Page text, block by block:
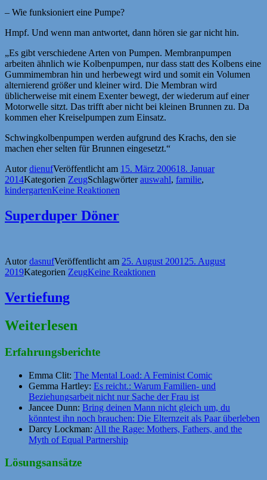
– Wie funksioniert eine Pumpe?
Hmpf. Und wenn man antwortet, dann hören sie gar nicht hin.
„Es gibt verschiedene Arten von Pumpen. Membranpumpen
arbeiten ähnlich wie Kolbenpumpen, nur dass statt des Kolbens eine
Gummimembran hin und herbewegt wird und somit ein Volumen
alternierend größer und kleiner wird. Die Membran wird
üblicherweise mit einem Exenter bewegt, der wiederum auf einer
Motorwelle sitzt. Das trifft aber nicht bei kleinen Brunnen zu. Da
kommen eher Kreiselpumpen zum Einsatz.
Schwingkolbenpumpen werden aufgrund des Krachs, den sie
machen eher selten für Brunnen eingesetzt.“
AutordienufVeröffentlicht am 15. März 200618. Januar
2014Kategorien ZeugSchlagwörterauswahl, familie,
kindergartenKeine Reaktionen
Superduper Döner
AutordasnufVeröffentlicht am 25. August 2001 25. August
2019Kategorien ZeugKeine Reaktionen
Vertiefung
Weiterlesen
Erfahrungsberichte
Emma Clit: The Mental Load: A Feminist Comic
Gemma Hartley: Es reicht.: Warum Familien- und
Beziehungsarbeit nicht nur Sache der Frau ist
Jancee Dunn: Bring deinen Mann nicht gleich um, du
könntest ihn noch brauchen: Die Elternzeit als Paar überleben
Darcy Lockman: All the Rage: Mothers, Fathers, and the
Myth of Equal Partnership
Lösungsansätze